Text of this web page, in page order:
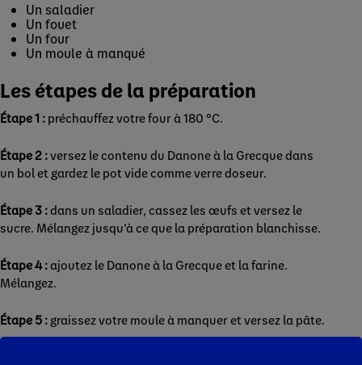
Un saladier
Un fouet
Un four
Un moule à manqué
Les étapes de la préparation
Étape 1 : préchauffez votre four à 180 °C.
Étape 2 :versez le contenu du Danone à la Grecque dans
un bol et gardez le pot vide comme verre doseur.
Étape 3 :dans un saladier, cassez les œufs et versez le
sucre. Mélangez jusqu’à ce que la préparation blanchisse.
Étape 4 :ajoutez le Danone à la Grecque et la farine.
Mélangez.
Étape 5 :graissez votre moule à manquer et versez la pâte.